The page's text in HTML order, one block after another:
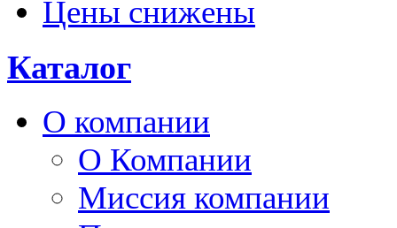
Цены снижены
Каталог
О компании
О Компании
Миссия компании